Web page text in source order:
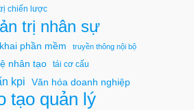
chiến lược
trị nhân sự
phần mềm truyền thông nội bộ
nhân tạo tái cơ cấu
kpi Văn hóa doanh nghiệp
tạo quản lý